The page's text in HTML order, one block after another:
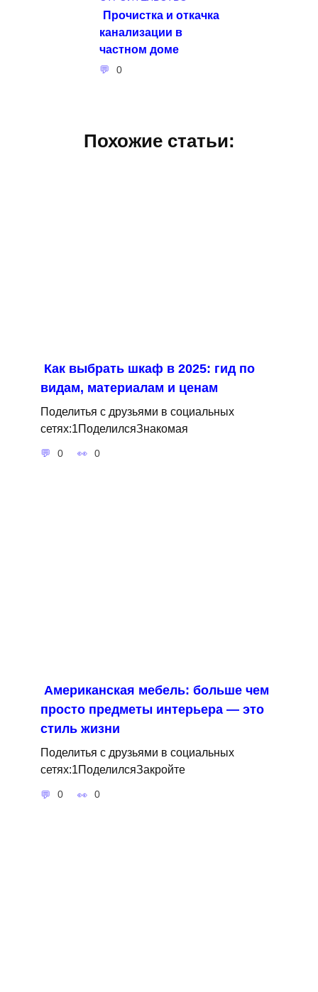
Прочистка и откачка
канализации в
частном доме
0
Похожие статьи:
Как выбрать шкаф в 2025: гид по
видам, материалам и ценам
Поделитья с друзьями в социальных
сетях:1ПоделилсяЗнакомая
0 0
Американская мебель: больше чем
просто предметы интерьера — это
стиль жизни
Поделитья с друзьями в социальных
сетях:1ПоделилсяЗакройте
0 0